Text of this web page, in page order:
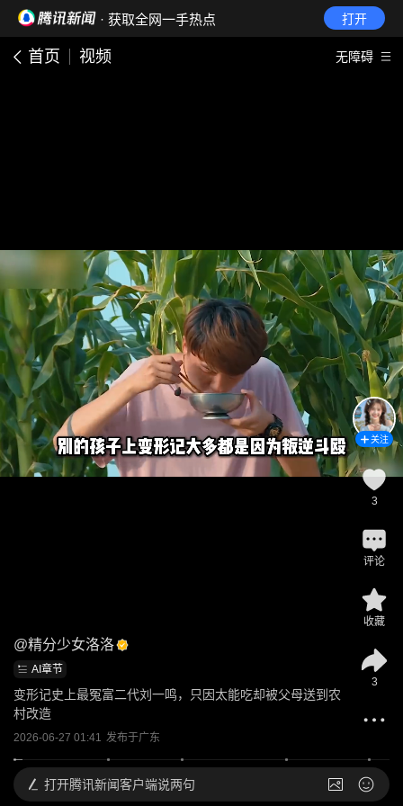
· 获取全网一手热点 打开
首页 视频 无障碍
@精分少女洛洛
AI章节
变形记史上最冤富二代刘一鸣，只因太能吃却被父母送到农
村改造
2026-06-27 01:41 发布于广东
关注
3
评论
收藏
3
打开腾讯新闻客户端说两句